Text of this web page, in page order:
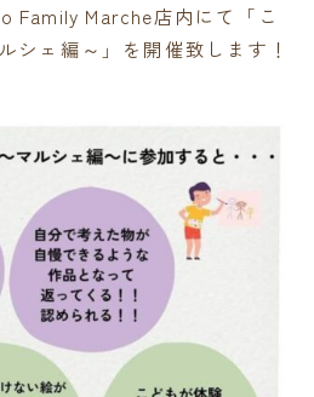
Family Marche店内にて「こ
シェ編～」を開催致します！